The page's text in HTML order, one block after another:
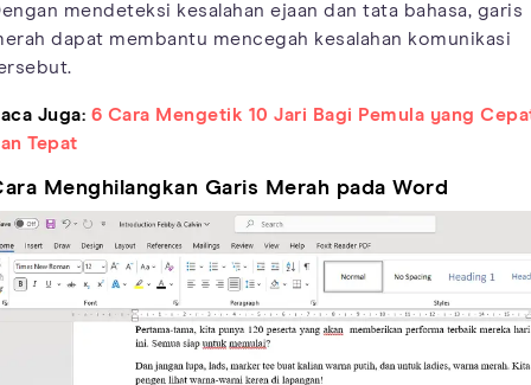
mendeteksi kesalahan ejaan dan tata bahasa, garis
dapat membantu mencegah kesalahan komunikasi
Juga: 6 Cara Mengetik 10 Jari Bagi Pemula yang
Tepat
Menghilangkan Garis Merah pada Word